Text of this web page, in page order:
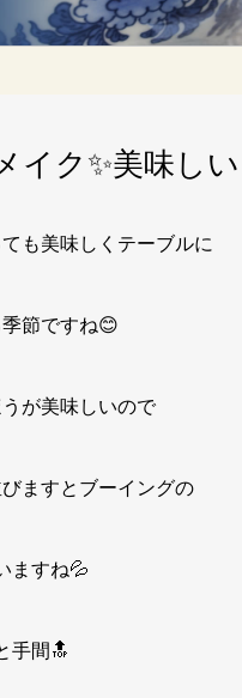
イク✨美味しい
も美味しくテーブルに
季節ですね😊
が美味しいので
ますとブーイングの
ますね💦
手間🔝